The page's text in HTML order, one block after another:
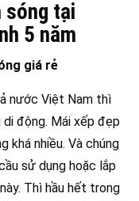
sóng tại
5 năm
giá rẻ
nước Việt Nam thì
động. Mái xếp đẹp
khá nhiều. Và chúng
sử dụng hoặc lắp
Thì hầu hết trong